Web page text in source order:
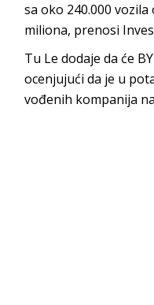
sa oko 240.000
miliona, prenosi
Tu Le dodaje da će
ocenjujući da je u
vođenih kompanija